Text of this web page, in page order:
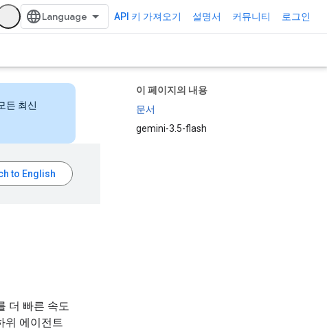
API 키 가져오기 설명서 커뮤니티 로그인
이 페이지의 내용
문서
gemini-3.5-flash
든 최신
더 빠른 속도
위 에이전트